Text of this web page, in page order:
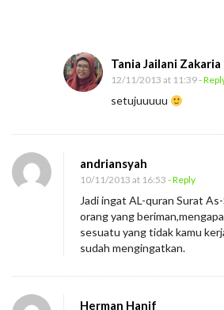
a
Tania Jailani Zakaria
12/11/2013 at 11:39-
setujuuuuu
andriansyah
10/11/2013 at 16:53 - Reply
Jadi ingat AL-quran Surat
orang yang
sesuatu yang tidak kamu
sudah mengingatkan.
Herman Hanif